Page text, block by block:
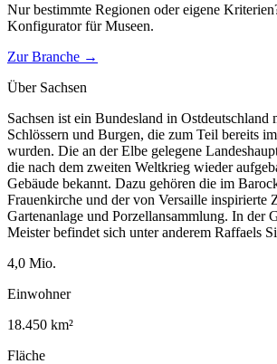
Nur bestimmte Regionen oder eigene
Konfigurator fürMuseen.
Zur Branche →
Über Sachsen
Sachsen ist ein Bundesland in Ostdeutschland
Schlössern und Burgen, die zum Teil bereits
wurden. Die an der Elbe gelegene
die nach dem zweiten Weltkrieg wieder
Gebäude bekannt. Dazu gehören die im
Frauenkirche und der von Versaille inspirierte
Gartenanlage und Porzellansammlung. In der
Meister befindet sich unter anderem Raffaels
4,0 Mio.
Einwohner
18.450 km²
Fläche